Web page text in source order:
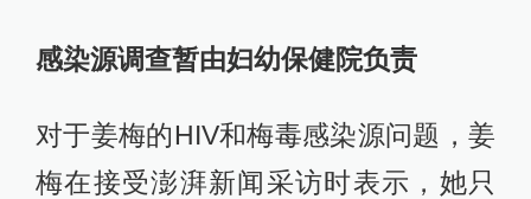
感染源调查暂由妇幼保健院负责
对于姜梅的HIV和梅毒感染源问题，姜
梅在接受澎湃新闻采访时表示，她只